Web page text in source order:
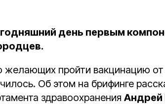
день первым
желающих пройти вакцинацию от
Об этом на брифинге
здравоохранения Андрей